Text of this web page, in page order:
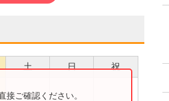
土 日 祝
ご確認ください。